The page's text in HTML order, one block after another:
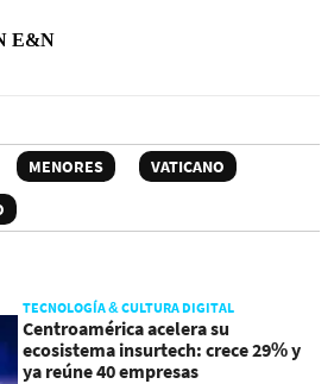
E&N
MENORES
VATICANO
TECNOLOGÍA & CULTURA DIGITAL
Centroamérica acelera su
ecosistema insurtech: crece 29% y
ya reúne 40 empresas